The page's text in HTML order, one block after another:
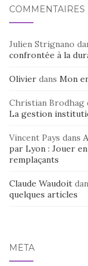
COMMENTAIRES
Julien Strignano
confrontée à la
Olivier dans Mon
Christian Brodhag
La gestion
Vincent Pays dans
par Lyon : Jouer
remplaçants
Claude Waudoit
quelques articles
MÉTA